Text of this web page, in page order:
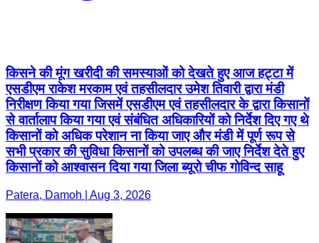
किसने की मूंग खरीदी की समस्याओं को देखते हुए आज हट्टा में
एसडीएम राकेश मरकाम एवं तहसीलदार उमेश तिवारी द्वारा मंडी
निरीक्षण किया गया जिसमें एसडीएम एवं तहसीलदार के द्वारा किसानों
से वार्तालाप किया गया एवं संबंधित अधिकारियों को निर्देश दिए गए थे
किसानों को अधिक परेशान ना किया जाए और मंडी में पूर्ण रूप से
सभी प्रकार की सुविधा किसानों को उपलब्ध की जाए निर्देश देते हुए
किसानों को आश्वासन दिया गया जिला ब्यूरो चीफ गोविन्द साहू
Patera, Damoh | Aug 3, 2026